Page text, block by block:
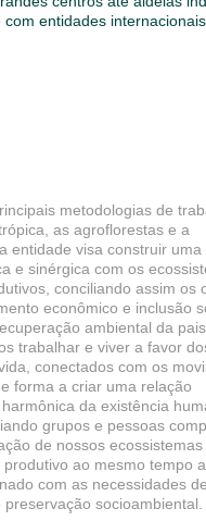
com entidades
metodologias de
as agroflorestas e a
entidade visa construir uma
e sinérgica com os
conciliando assim os
econômico e inclusão
ambiental da
trabalhar e viver a favor
conectados com os
forma a criar uma relação
da existência
grupos e pessoas
de nossos
ao mesmo tempo
com as necessidades de
preservação socioambiental.